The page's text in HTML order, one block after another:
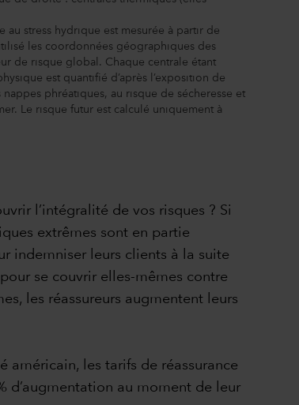
au stress hydrique est mesurée à partir de
les coordonnées géographiques des
de risque global. Chaque centrale étant
est quantifié d’après l’exposition de
phréatiques, au risque de sécheresse et
Le risque futur est calculé uniquement à
l’intégralité de vos risques ? Si
extrêmes sont en partie
indemniser leurs clients à la suite
se couvrir elles-mêmes contre
les réassureurs augmentent leurs
américain, les tarifs de réassurance
d’augmentation au moment de leur